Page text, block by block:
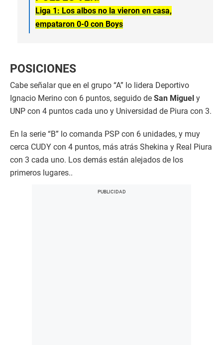
Liga 1: Los albos no la vieron en casa,
empataron 0-0 con Boys
POSICIONES
Cabe señalar que en el grupo “A” lo lidera Deportivo
Ignacio Merino con 6 puntos, seguido de San Miguel y
UNP con 4 puntos cada uno y Universidad de Piura con 3.
En la serie “B” lo comanda PSP con 6 unidades, y muy
cerca CUDY con 4 puntos, más atrás Shekina y Real Piura
con 3 cada uno. Los demás están alejados de los
primeros lugares..